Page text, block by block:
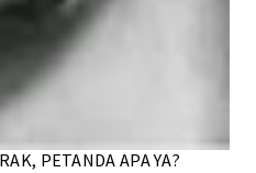
PETANDA APA YA?